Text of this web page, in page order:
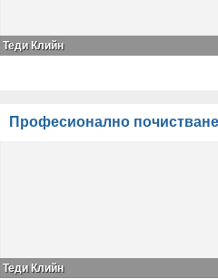
Теди Клийн
Професионално
Теди Клийн